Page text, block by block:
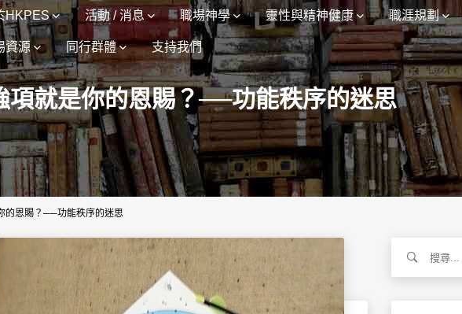
HKPES 活動 / 消息 職場神學 靈性與精神健康 職涯規劃
資源 同行群體 支持我們
項就是你的恩賜？──功能秩序的迷思
的恩賜？──功能秩序的迷思
關